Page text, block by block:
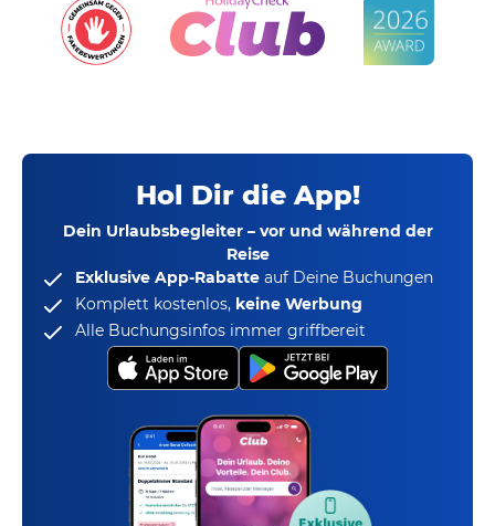
Hol Dir die App!
Dein Urlaubsbegleiter – vor und während der
Reise
Exklusive App-Rabatte auf Deine Buchungen
Komplett kostenlos, keine Werbung
Alle Buchungsinfos immer griffbereit